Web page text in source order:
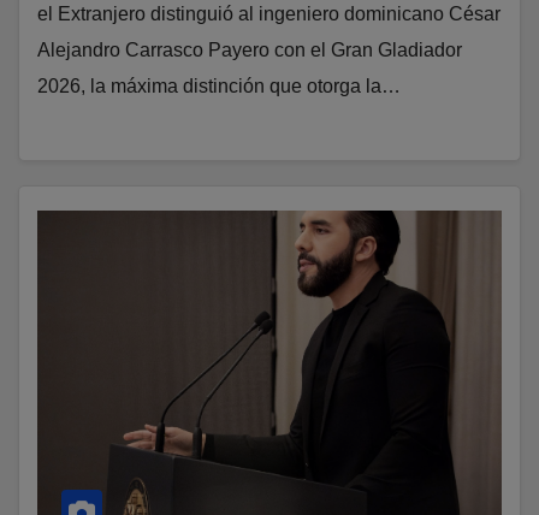
el Extranjero distinguió al ingeniero dominicano César
Alejandro Carrasco Payero con el Gran Gladiador
2026, la máxima distinción que otorga la…